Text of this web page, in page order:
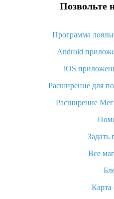
Что делать, если
Как узнать, куда
Вы отменили заказ на
Что такое баллы на
«AliExpress Standard
как его
Как покупать
Что делать, если не
Позвольте
Программа
Android
iOS
Расширение для
Расширение
Задать
Все
Карта